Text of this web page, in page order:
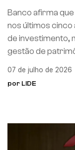
Banco afirma
nos últimos cinco
de investimento,
gestão de
07 de julho de 2026
por LIDE